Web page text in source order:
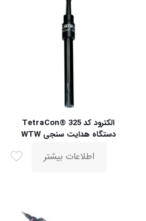
الکترود کد TetraCon® 325
دستگاه هدایت سنجی WTW
اطلاعات بیشتر